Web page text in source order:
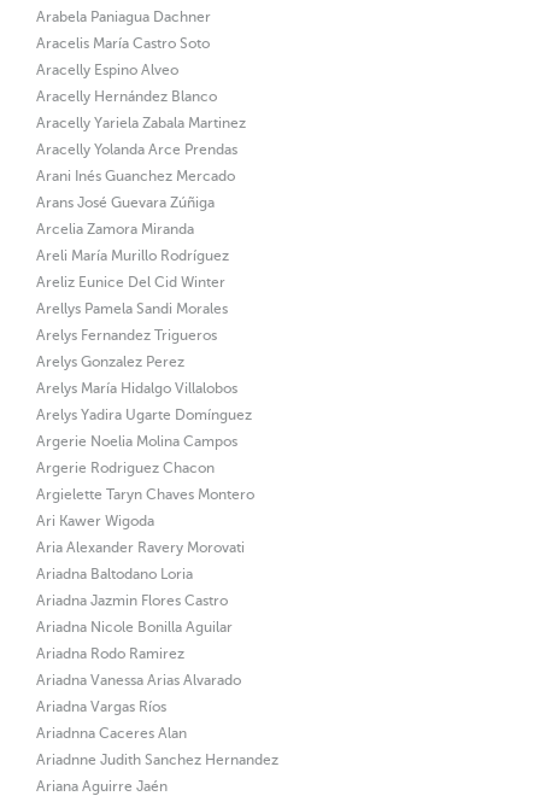
Arabela Paniagua Dachner
Aracelis María Castro Soto
Aracelly Espino Alveo
Aracelly Hernández Blanco
Aracelly Yariela Zabala Martinez
Aracelly Yolanda Arce Prendas
Arani Inés Guanchez Mercado
Arans José Guevara Zúñiga
Arcelia Zamora Miranda
Areli María Murillo Rodríguez
Areliz Eunice Del Cid Winter
Arellys Pamela Sandi Morales
Arelys Fernandez Trigueros
Arelys Gonzalez Perez
Arelys María Hidalgo Villalobos
Arelys Yadira Ugarte Domínguez
Argerie Noelia Molina Campos
Argerie Rodriguez Chacon
Argielette Taryn Chaves Montero
Ari Kawer Wigoda
Aria Alexander Ravery Morovati
Ariadna Baltodano Loria
Ariadna Jazmin Flores Castro
Ariadna Nicole Bonilla Aguilar
Ariadna Rodo Ramirez
Ariadna Vanessa Arias Alvarado
Ariadna Vargas Ríos
Ariadnna Caceres Alan
Ariadnne Judith Sanchez Hernandez
Ariana Aguirre Jaén